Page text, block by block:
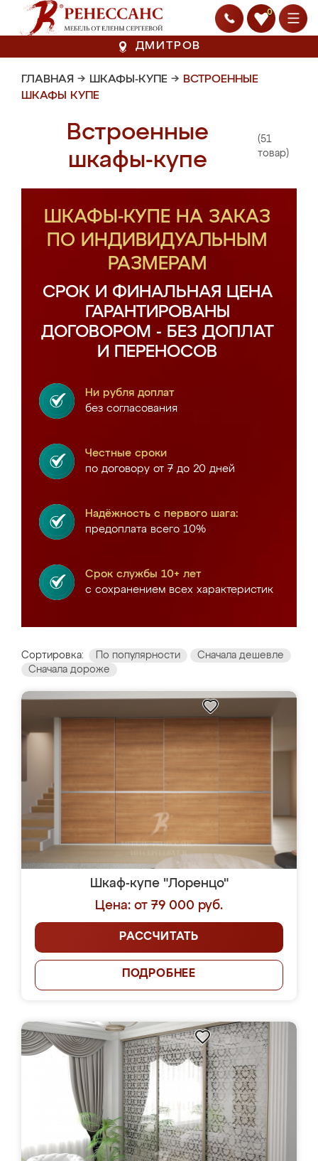
0
ДМИТРОВ
ГЛАВНАЯ → ШКАФЫ-КУПЕ → ВСТРОЕННЫЕ
ШКАФЫ КУПЕ
Встроенные
шкафы-купе
(51
товар)
ШКАФЫ-КУПЕ НА ЗАКАЗ
ПО ИНДИВИДУАЛЬНЫМ
РАЗМЕРАМ
СРОК И ФИНАЛЬНАЯ ЦЕНА
ГАРАНТИРОВАНЫ
ДОГОВОРОМ - БЕЗ ДОПЛАТ
И ПЕРЕНОСОВ
Ни рубля доплат
без согласования
Честные сроки
по договору от 7 до 20 дней
Надёжность с первого шага:
предоплата всего 10%
Срок службы 10+ лет
с сохранением всех характеристик
Сортировка: По популярности
Сначала дешевле
Сначала дороже
Шкаф-купе "Лоренцо"
Цена: от 79 000 руб.
РАССЧИТАТЬ
ПОДРОБНЕЕ